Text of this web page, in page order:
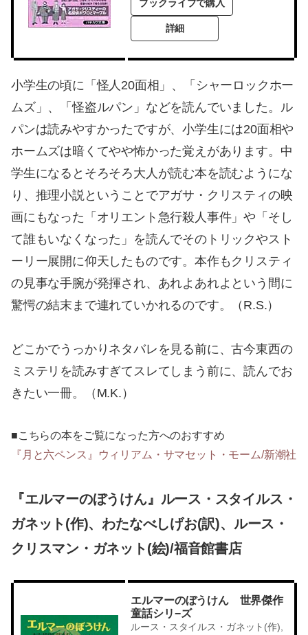
ブックライブで購入
詳細
小学生の頃に「怪人20面相」、「シャーロックホー
ムズ」、「怪盗ルパン」などを読んでいました。ル
パンは読みやすかったですが、小学生には20面相や
ホームズは暗くてやや怖かった覚えがあります。中
学生になるとそろそろ大人が読む本を読むようにな
り、推理小説ということでアガサ・クリスティの映
画にもなった「オリエント急行殺人事件」や「そし
て誰もいなくなった」を読んでそのトリックやスト
ーリー展開に仰天したものです。本作もクリスティ
の見事な手腕が発揮され、あれよあれよという間に
驚愕の結末まで連れていかれるのです。（R.S.）
どこかでうっかりネタバレを見る前に、古今東西の
ミステリを読みすぎてスレてしまう前に、読んでお
きたい一冊。（M.K.）
■こちらの本をご覧になった方へのおすすめ
『月と六ペンス』ウィリアム・サマセット・モーム/新潮社
『エルマーのぼうけん』ルース・スタイルス・
ガネット(作)、わたなべしげお(訳)、ルース・
クリスマン・ガネット(絵)/福音館書店
エルマーのぼうけん 世界傑作
童話シリ−ズ
ルース・スタイルス・ガネット(作),